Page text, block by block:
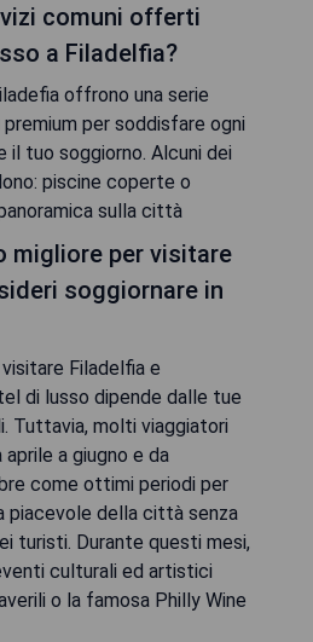
comuni offerti
a Filadelfia?
offrono una serie
per soddisfare ogni
il tuo soggiorno. Alcuni dei
piscine coperte o
sulla città
migliore per visitare
soggiornare in
Filadelfia e
di lusso dipende dalle tue
Tuttavia, molti viaggiatori
a giugno e da
come ottimi periodi per
piacevole della città senza
turisti. Durante questi mesi,
culturali ed artistici
o la famosa Philly Wine